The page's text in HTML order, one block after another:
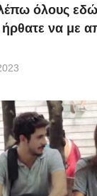
όλους
να με